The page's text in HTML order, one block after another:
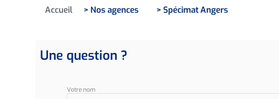
Accueil > Nos agences > Spécimat Angers
Une question ?
Votre nom